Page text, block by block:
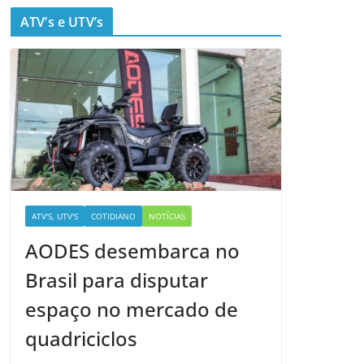
ATV’s e UTV’s
ATV'S, UTV'S COTIDIANO NOTÍCIAS
AODES desembarca no
Brasil para disputar
espaço no mercado de
quadriciclos